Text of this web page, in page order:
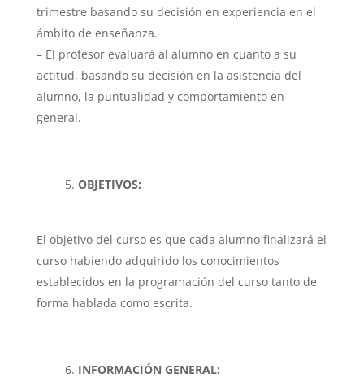
trimestre basando su decisión en experiencia en el
ámbito de enseñanza.
– El profesor evaluará al alumno en cuanto a su
actitud, basando su decisión en la asistencia del
alumno, la puntualidad y comportamiento en
general.
OBJETIVOS:
El objetivo del curso es que cada alumno finalizará el
curso habiendo adquirido los conocimientos
establecidos en la programación del curso tanto de
forma hablada como escrita.
INFORMACIÓN GENERAL: